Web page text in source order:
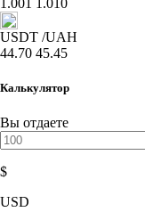
USDT /UAH
44.70 45.45
Калькулятор
Вы отдаете
$
USD